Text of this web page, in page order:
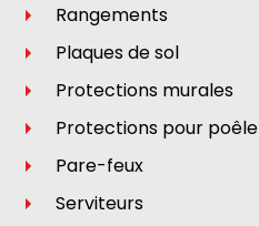
Rangements
Plaques de sol
Protections murales
Protections pour poêle
Pare-feux
Serviteurs